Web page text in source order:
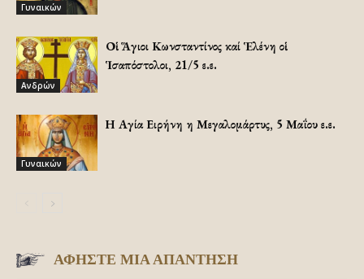
Γυναικών
Ανδρών
Οἱ Ἅγιοι Κωνσταντίνος καί Ἑλένη οἱ
Ἱσαπόστολοι, 21/5 ε.ε.
Γυναικών
Η Αγία Ειρήνη η Μεγαλομάρτυς, 5 Μαΐου ε.ε.
ΑΦΗΣΤΕ ΜΙΑ ΑΠΑΝΤΗΣΗ